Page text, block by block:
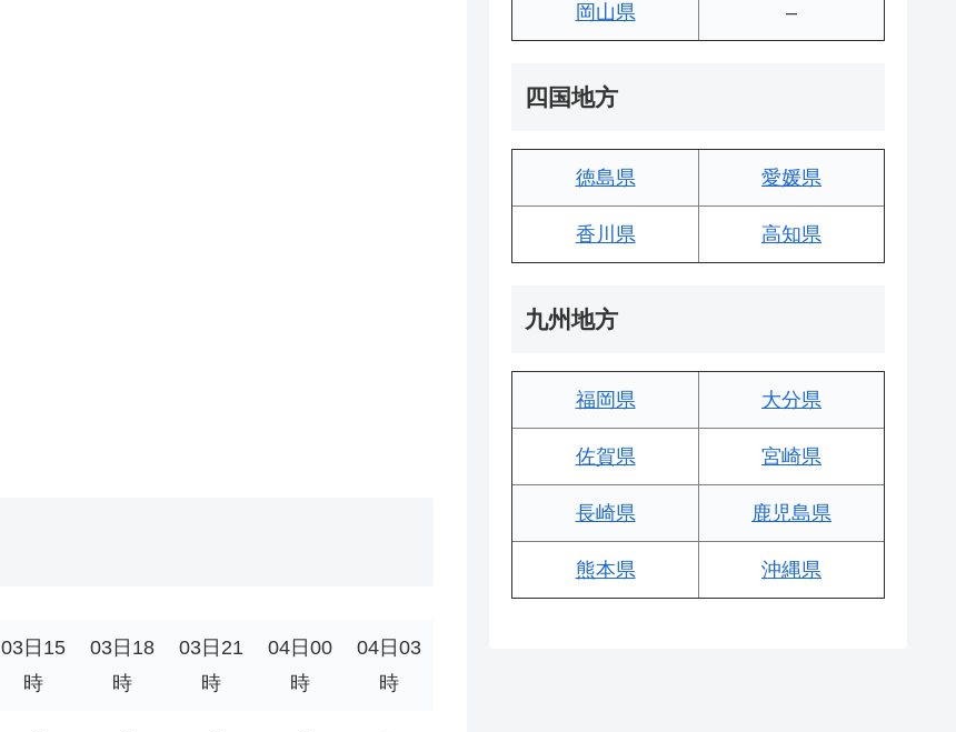
03日15
時
03日18
時
03日21
時
04日00
時
04日03
時
岡山県 –
四国地方
徳島県 愛媛県
香川県 高知県
九州地方
福岡県 大分県
佐賀県 宮崎県
長崎県 鹿児島県
熊本県 沖縄県